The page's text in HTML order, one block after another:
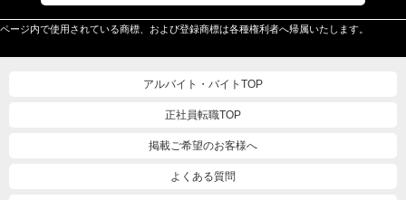
ページ内で使用されている商標、および登録商標は各種権利者へ帰属いたします。
アルバイト・バイトTOP
正社員転職TOP
掲載ご希望のお客様へ
よくある質問